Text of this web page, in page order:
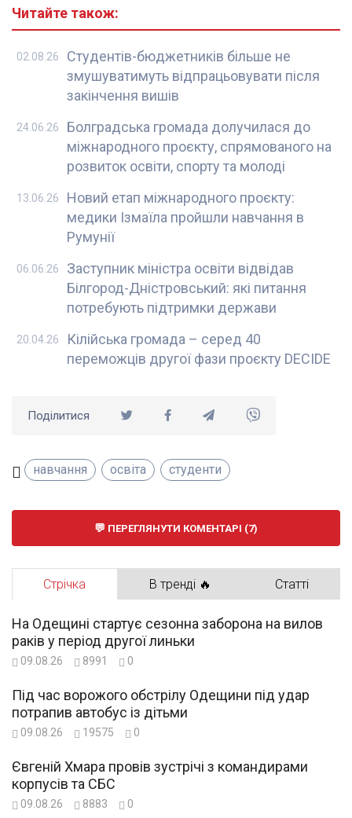
Читайте також:
Студентів-бюджетників більше не
змушуватимуть відпрацьовувати після
закінчення вишів
02.08.26
Болградська громада долучилася до
міжнародного проєкту, спрямованого на
розвиток освіти, спорту та молоді
24.06.26
Новий етап міжнародного проєкту:
медики Ізмаїла пройшли навчання в
Румунії
13.06.26
Заступник міністра освіти відвідав
Білгород-Дністровський: які питання
потребують підтримки держави
06.06.26
Кілійська громада – серед 40
переможців другої фази проєкту DECIDE
20.04.26
Поділитися
навчання освіта студенти
ПЕРЕГЛЯНУТИ КОМЕНТАРІ (7)
Стрічка В тренді 🔥 Статті
На Одещині стартує сезонна заборона на вилов
раків у період другої линьки
09.08.26 8991 0
Під час ворожого обстрілу Одещини під удар
потрапив автобус із дітьми
09.08.26 19575 0
Євгеній Хмара провів зустрічі з командирами
корпусів та СБС
09.08.26 8883 0